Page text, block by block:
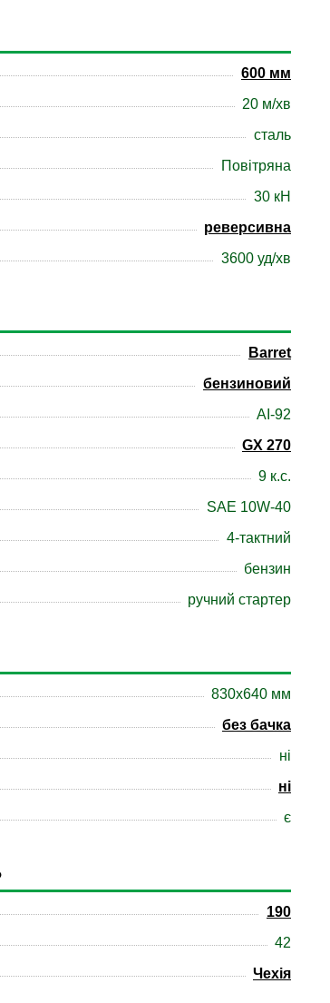
600 мм
20 м/хв
сталь
Повітряна
30 кН
реверсивна
3600 уд/хв
Barret
бензиновий
АІ-92
GX 270
9 к.с.
SAE 10W-40
4-тактний
бензин
ручний стартер
830х640 мм
без бачка
ні
ні
є
190
42
Чехія